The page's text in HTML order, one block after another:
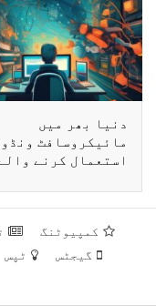
دنیا بھر میں
مائیکروسافٹ
استعمال کرنے
کمپیوٹرز ناقابل
کمپیوٹنگ
گیجٹس
ٹپس